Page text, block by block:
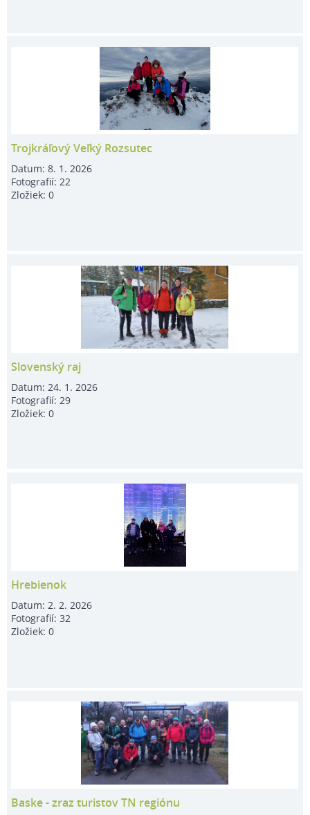
Trojkráľový Veľký Rozsutec
Datum:8. 1. 2026
Fotografií:22
Zložiek:0
Slovenský raj
Datum: 24. 1. 2026
Fotografií: 29
Zložiek:0
Hrebienok
Datum:2. 2. 2026
Fotografií:32
Zložiek:0
Baske - zraz turistov TN regiónu